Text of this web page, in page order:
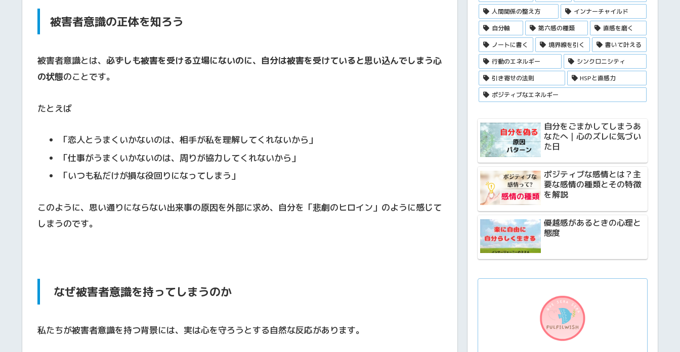
被害者意識の正体を知ろう
被害者意識とは、 必ずしも被害を受ける立場にないのに、自分は被害を受けていると思い込んでしまう心
の状態のことです。
たとえば
「恋人とうまくいかないのは、相手が私を理解してくれないから」
「仕事がうまくいかないのは、周りが協力してくれないから」
「いつも私だけが損な役回りになってしまう」
このように、思い通りにならない出来事の原因を外部に求め、自分を「悲劇のヒロイン」のように感じて
しまうのです。
なぜ被害者意識を持ってしまうのか
私たちが被害者意識を持つ背景には、実は心を守ろうとする自然な反応があります。
人間関係の整え方
インナーチャイルド
自分軸
第六感の種類
直感を磨く
ノートに書く
境界線を引く
書いて叶える
行動のエネルギー
シンクロニシティ
引き寄せの法則
HSPと直感力
ポジティブなエネルギー
自分をごまかしてしまうあ
なたへ｜心のズレに気づい
た日
ポジティブな感情とは？主
要な感情の種類とその特徴
を解説
優越感があるときの心理と
態度